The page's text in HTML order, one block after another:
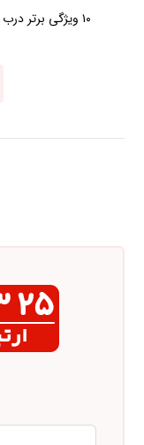
۱۰ ویژگی برتر